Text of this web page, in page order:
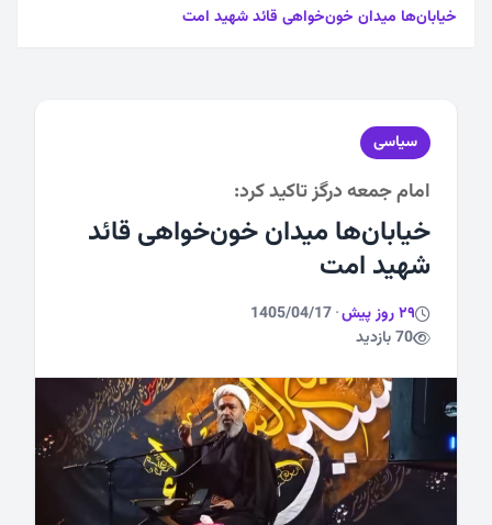
فرهنگی
ورزشی
خیابان‌ها میدان خون‌خواهی قائد شهید امت
سیاسی
امام جمعه درگز تاکید کرد:
خیابان‌ها میدان خون‌خواهی قائد
شهید امت
29 روز پیش ·
1405/04/17
70 بازدید